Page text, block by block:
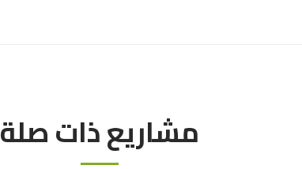
مشاريع ذات صلة